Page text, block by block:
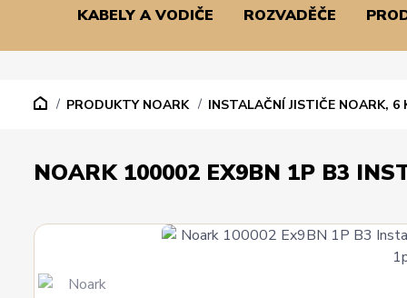
KABELY A VODIČE ROZVADĚČE
PRODUKTY NOARK INSTALAČNÍ JISTIČE NOARK, 6
NOARK 100002 EX9BN 1P B3